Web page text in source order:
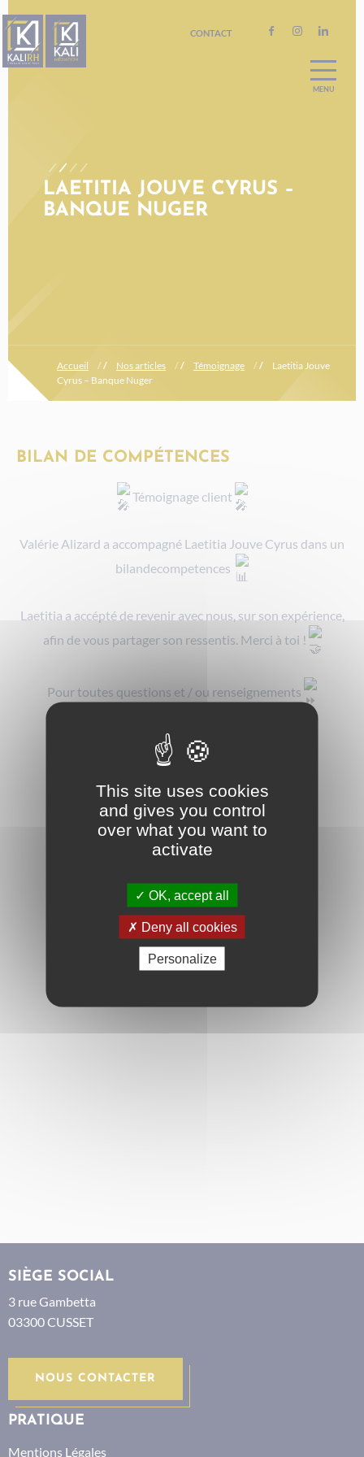
CONTACT
A PROPOS
NOS FORMATIONS
BILAN DE COMPÉTENCES
LAETITIA JOUVE CYRUS –
BANQUE NUGER
Accueil // Nos articles // Témoignage //
Laetitia Jouve
Cyrus – Banque Nuger
BILAN DE COMPÉTENCES
Témoignage client
Valérie Alizard a accompagné Laetitia Jouve Cyrus dans un
bilandecompetences
Laetitia a accépté de revenir avec nous, sur son expérience,
afin de vous partager son ressentis. Merci à toi !
Pour toutes questions et / ou renseignements
#ressourceshumaines
SIÈGE SOCIAL
3 rue Gambetta
03300 CUSSET
NOUS CONTACTER
PRATIQUE
Mentions Légales
This site uses cookies
and gives you control
over what you want to
activate
OK, accept all
Deny all cookies
Personalize